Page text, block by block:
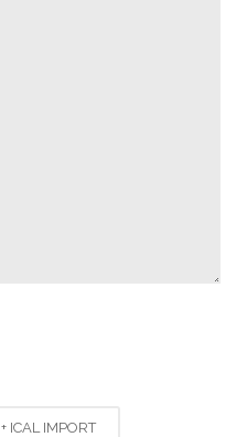
+ ICAL IMPORT